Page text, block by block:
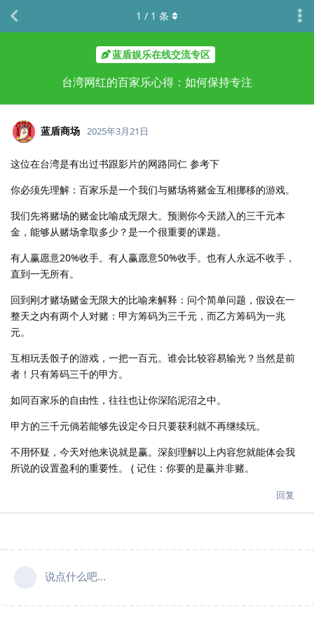
蓝盾娱乐在线交流专区
台湾网红的百家乐心得：如何保持专注
1 / 1 条
蓝盾商场 2025年3月21日
这位在台湾是有出过书跟影片的网路同仁 参考下
你必须先理解：百家乐是一个我们与赌场将赌金互相挪移的游戏。
我们先将赌场的赌金比喻成无限大。预测你今天踏入的三千元本
金，能够从赌场拿取多少？是一个很重要的课题。
有人赢愿意20%收手。有人赢愿意50%收手。也有人永远不收手，
直到一无所有。
回到刚才赌场赌金无限大的比喻来解释：问个简单问题，假设在一
整天之内有两个人对赌：甲方筹码为三千元，而乙方筹码为一兆
元。
互相玩丢骰子的游戏，一把一百元。谁会比较容易输光？当然是前
者！只有筹码三千的甲方。
如同百家乐的自由性，往往也让你深陷泥沼之中。
甲方的三千元倘若能够先设定今日只要获利就不再继续玩。
不用怀疑，今天对他来说就是赢。深刻理解以上内容您就能体会我
所说的设置盈利的重要性。 ( 记住：你要的是赢并非赌。
回复
说点什么吧...